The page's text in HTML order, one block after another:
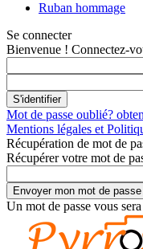
Ruban hommage
Se connecter
Bienvenue ! Connectez-
Mot de passe oublié?
Mentions légales et
Récupération de mot de
Récupérer votre mot de
Un mot de passe vous